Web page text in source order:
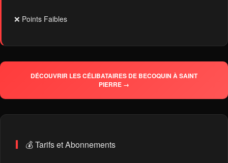
❌ Points Faibles
DÉCOUVRIR LES CÉLIBATAIRES DE BECOQUIN À SAINT
PIERRE →
💰 Tarifs et Abonnements